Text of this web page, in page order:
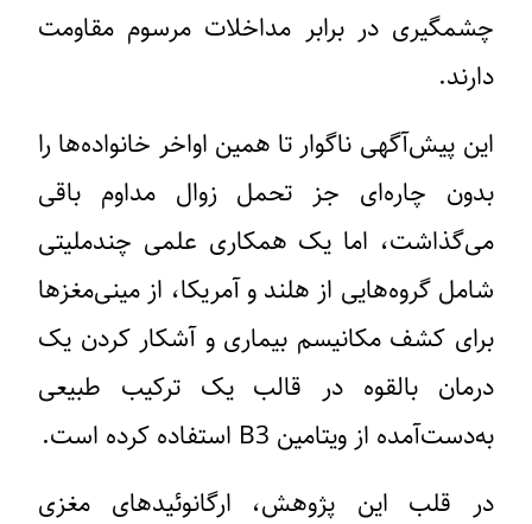
چشمگیری در برابر مداخلات مرسوم مقاومت
دارند.
این پیش‌آگهی ناگوار تا همین اواخر خانواده‌ها را
بدون چاره‌ای جز تحمل زوال مداوم باقی
می‌گذاشت، اما یک همکاری علمی چندملیتی
شامل گروه‌هایی از هلند و آمریکا، از مینی‌مغزها
برای کشف مکانیسم بیماری و آشکار کردن یک
درمان بالقوه در قالب یک ترکیب طبیعی
به‌دست‌آمده از ویتامین B3 استفاده کرده است.
در قلب این پژوهش، ارگانوئیدهای مغزی